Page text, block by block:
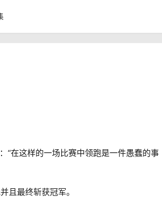
“在这样的一场比赛中领跑是一件愚蠢的事
且最终斩获冠军。